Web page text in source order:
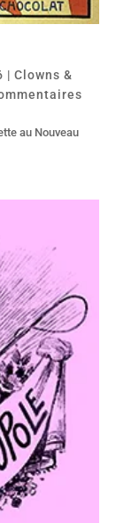
| Clowns &
au Nouveau